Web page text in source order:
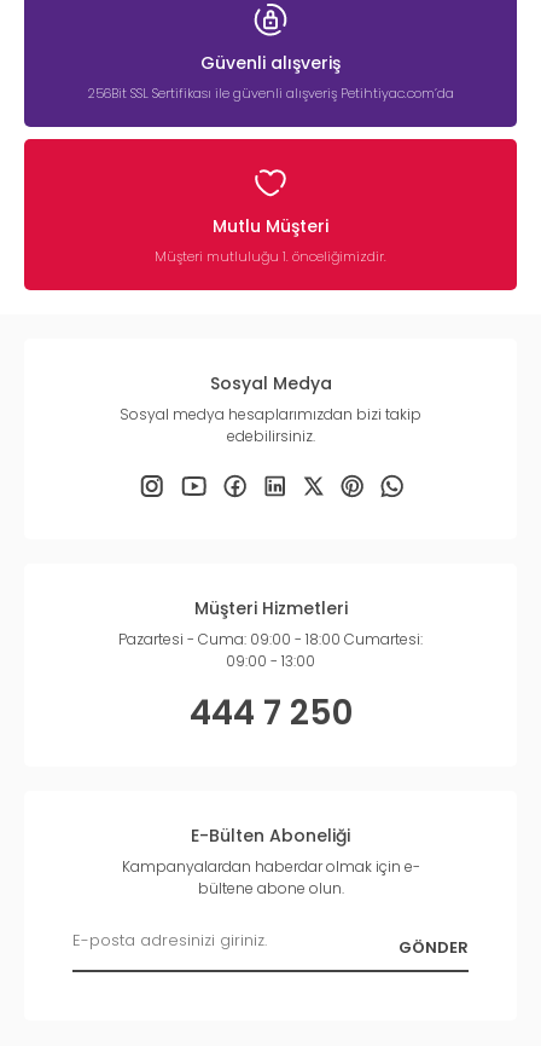
Güvenli alışveriş
256Bit SSL Sertifikası ile güvenli alışveriş Petihtiyac.com’da
Mutlu Müşteri
Müşteri mutluluğu 1. önceliğimizdir.
Sosyal Medya
Sosyal medya hesaplarımızdan bizi takip
edebilirsiniz.
Müşteri Hizmetleri
Pazartesi - Cuma: 09:00 - 18:00 Cumartesi:
09:00 - 13:00
444 7 250
E-Bülten Aboneliği
Kampanyalardan haberdar olmak için e-
bültene abone olun.